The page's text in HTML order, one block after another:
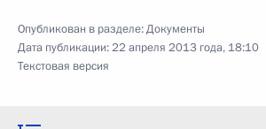
Опубликован в разделе:Документы
Дата публикации:22 апреля 2013 года, 18:10
Текстовая версия